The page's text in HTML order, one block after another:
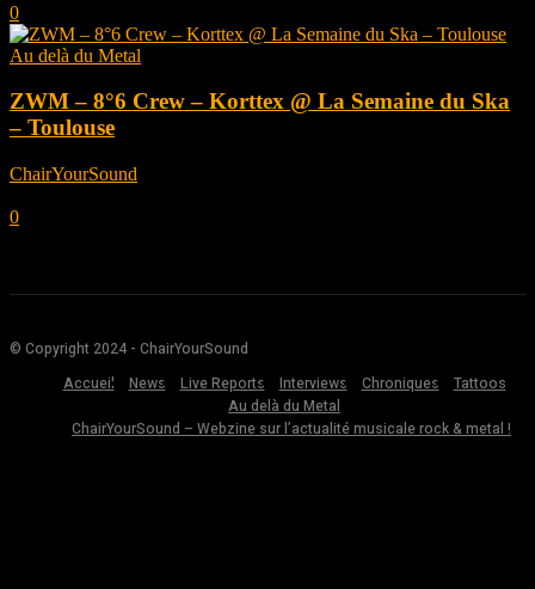
0
Au delà du Metal
ZWM – 8°6 Crew – Korttex @ La Semaine du Ska
– Toulouse
ChairYourSound
0
© Copyright 2024 - ChairYourSound
Accueil
News Live Reports Interviews Chroniques
Tattoos
Au delà du Metal
ChairYourSound – Webzine sur l’actualité musicale rock & metal !